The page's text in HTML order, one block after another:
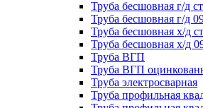
Труба бесшовная г/д
Труба бесшовная г/д
Труба бесшовная х/д
Труба бесшовная х/д
Труба ВГП
Труба ВГП
Труба электросварная
Труба профильная